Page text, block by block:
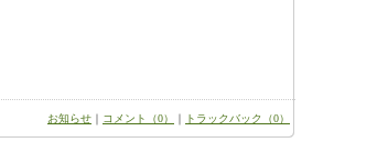
お知らせ ｜ コメント（0） ｜ トラックバック（0）